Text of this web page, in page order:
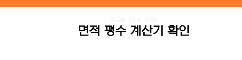
2024. 10. 3. 17:38
면적 평수 계산기 확인